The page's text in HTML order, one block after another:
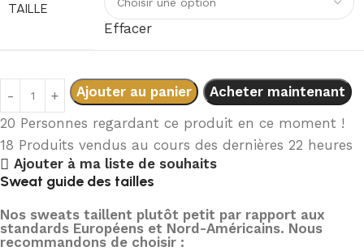
TAILLE
Effacer
Ajouter au panier
Acheter maintenant
20 Personnes regardant ce produit en ce moment !
18 Produits vendus au cours des dernières 22 heures
Ajouter à ma liste de souhaits
Sweat guide des tailles
Nos sweats taillent plutôt petit par rapport aux
standards Européens et Nord-Américains. Nous
recommandons de choisir :